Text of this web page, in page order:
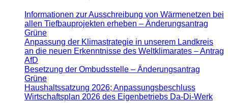
Informationen zur Ausschreibung von Wärmenetzen bei
allen Tiefbauprojekten erheben – Änderungsantrag
Grüne
Anpassung der Klimastrategie in unserem Landkreis
an die neuen Erkenntnisse des Weltklimarates – Antrag
AfD
Besetzung der Ombudsstelle – Änderungsantrag
Grüne
Haushaltssatzung 2026; Anpassungsbeschluss
Wirtschaftsplan 2026 des Eigenbetriebs Da-Di-Werk